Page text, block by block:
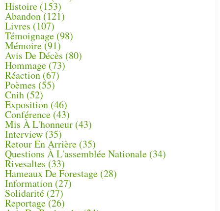
Histoire (153)
Abandon(121)
Livres (107)
Témoignage (98)
Mémoire (91)
Avis De Décès (80)
Hommage (73)
Réaction(67)
Poèmes (55)
Cnih (52)
Exposition (46)
Conférence(43)
Mis À L'honneur (43)
Interview (35)
Retour En Arrière (35)
Questions À L'assemblée Nationale (34)
Rivesaltes (33)
Hameaux De Forestage (28)
Information (27)
Solidarité (27)
Reportage (26)